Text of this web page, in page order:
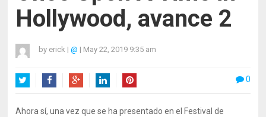
Hollywood, avance 2
by erick | @ | May 22, 2019 9:35 am
0
Ahora sí, una vez que se ha presentado en el Festival de